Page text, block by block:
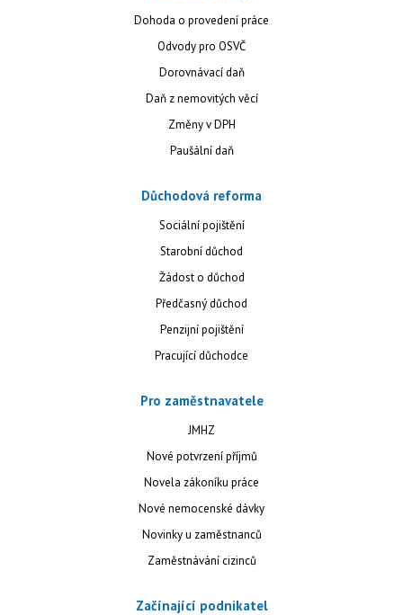
Dohoda o provedení práce
Odvody pro OSVČ
Dorovnávací daň
Daň z nemovitých věcí
Změny v DPH
Paušální daň
Důchodová reforma
Sociální pojištění
Starobní důchod
Žádost o důchod
Předčasný důchod
Penzijní pojištění
Pracující důchodce
Pro zaměstnavatele
JMHZ
Nové potvrzení příjmů
Novela zákoníku práce
Nové nemocenské dávky
Novinky u zaměstnanců
Zaměstnávání cizinců
Začínající podnikatel